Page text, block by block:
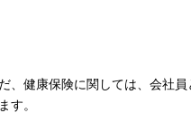
、健康保険に関しては、会社
す。